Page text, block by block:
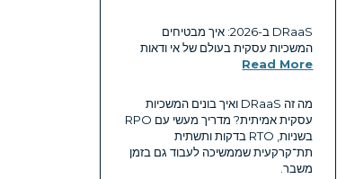
DRaaS ב-2026: איך מבטיחים
המשכיות עסקית בעולם של אי ודאות
Read More
מה זה DRaaS ואיך בונים המשכיות
עסקית אמיתית? מדריך מעשי עם RPO
בשניות, RTO בדקות ותשתית
תת־קרקעית שממשיכה לעבוד גם בזמן
משבר.